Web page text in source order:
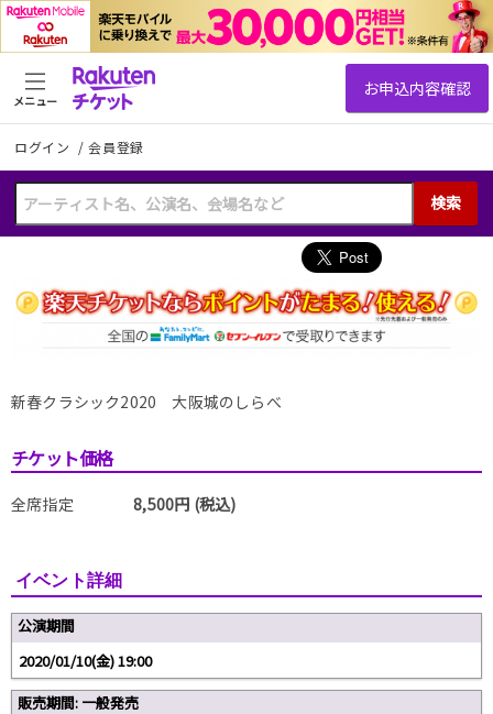
ログイン /会員登録
検索
メニュー
新春クラシック2020 大阪城のしらべ
チケット価格
全席指定 8,500円 (税込)
イベント詳細
公演期間
2020/01/10(金) 19:00
販売期間: 一般発売